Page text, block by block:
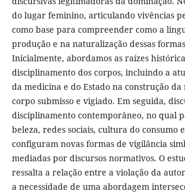
do lugar feminino, articulando vivências
como base para compreender como a
produção e na naturalização dessas
Inicialmente, abordamos as raízes
disciplinamento dos corpos, incluindo a
da medicina e do Estado na construção
corpo submisso e vigiado. Em seguida,
disciplinamento contemporâneo, no qual
beleza, redes sociais, cultura do consumo
configuram novas formas de vigilância
mediadas por discursos normativos. O
ressalta a relação entre a violação da
a necessidade de uma abordagem